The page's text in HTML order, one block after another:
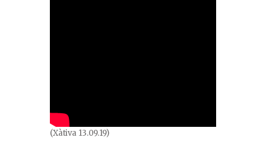
(Xàtiva 13.09.19)